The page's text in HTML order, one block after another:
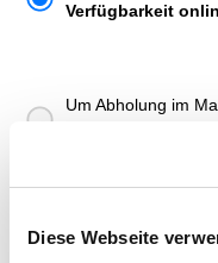
Diese Webseite
Verfügbarkeit
Um Abholung im
Menge